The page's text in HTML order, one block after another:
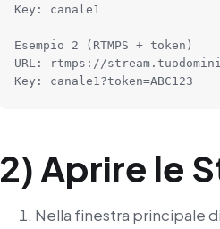
Key: canale1
Esempio 2 (RTMPS + token)
URL: rtmps://
Key: canale1?token=ABC123
2) Aprire le
Nella finestra principale